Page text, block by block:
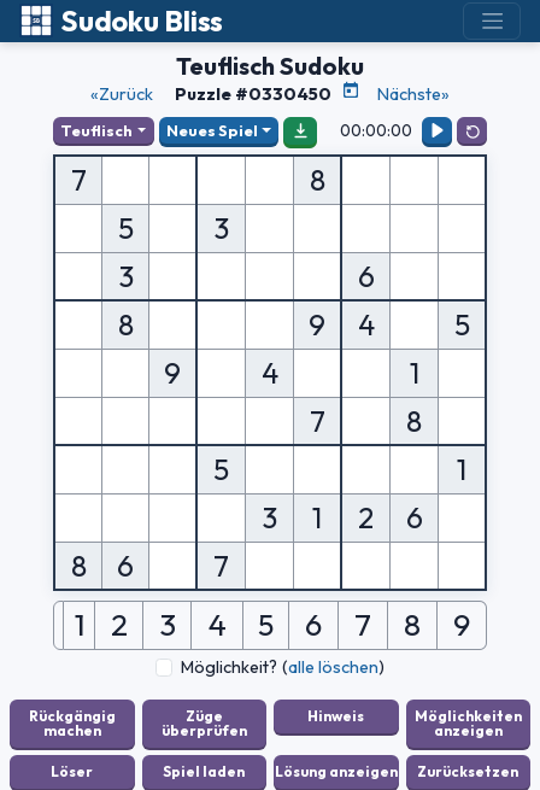
Sudoku Bliss
Teuflisch Sudoku
«Zurück Puzzle #0330450 Nächste»
Teuflisch Neues Spiel 00:00:00
7
8
5
3
3
6
8
9 4
5
9
4
1
7
8
5
1
3
1 2
6
8
6 7
1 2 3 4 5 6 7 8 9
Möglichkeit? (alle löschen)